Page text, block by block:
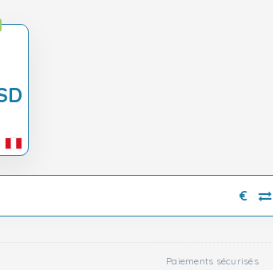
€
Paiements sécurisés